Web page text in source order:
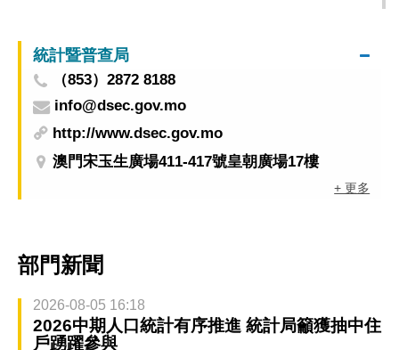
統計暨普查局
（853）2872 8188
info@dsec.gov.mo
http://www.dsec.gov.mo
澳門宋玉生廣場411-417號皇朝廣場17樓
+ 更多
部門新聞
2026-08-05 16:18
2026中期人口統計有序推進 統計局籲獲抽中住
戶踴躍參與